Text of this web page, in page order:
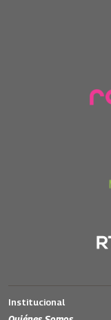
Institucional